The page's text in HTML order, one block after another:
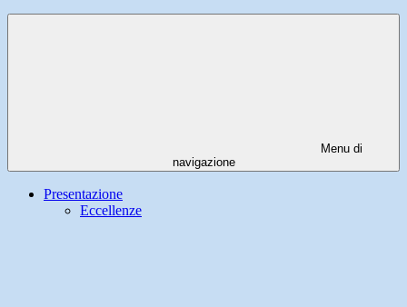
Menu di
navigazione
Presentazione
Eccellenze